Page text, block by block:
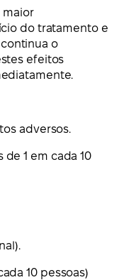
maior
do tratamento e
o
efeitos
adversos.
1 em cada 10
10 pessoas)